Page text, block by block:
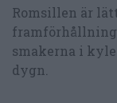
Romsillen är
framförhållning
smakerna i
dygn.